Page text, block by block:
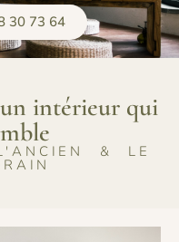
30 73 64
un intérieur qui
& LE